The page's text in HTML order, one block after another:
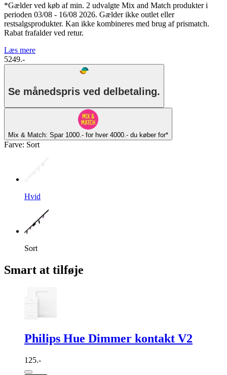
*Gælder ved køb af min. 2 udvalgte Mix and Match produkter i
perioden 03/08 - 16/08 2026. Gælder ikke outlet eller
restsalgsprodukter. Kan ikke kombineres med brug af prismatch.
Rabat frafalder ved retur.
Læs mere
5249.-
Se månedspris ved delbetaling.
Mix & Match: Spar 1000.- for hver 4000.- du køber for*
Farve: Sort
Hvid
Sort
Smart at tilføje
Philips Hue Dimmer kontakt V2
125.-